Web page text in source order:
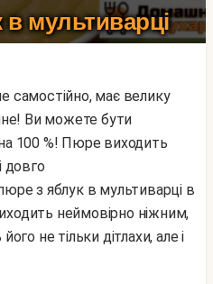
мультиварці
Ви можете бути
100 %! Пюре виходить
довго
з яблук в мультиварці в
неймовірно ніжним,
не тільки дітлахи, але і